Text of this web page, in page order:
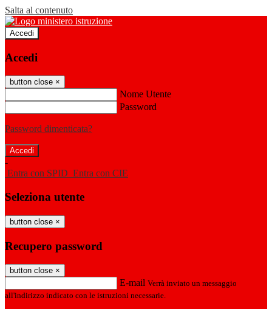
Salta al contenuto
Accedi
Accedi
button close ×
Nome Utente
Password
Password dimenticata?
-
Entra con SPID Entra con CIE
Seleziona utente
button close ×
Recupero password
button close ×
E-mail Verrà inviato un messaggio
all'indirizzo indicato con le istruzioni necessarie.